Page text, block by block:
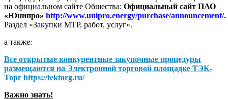
на официальном сайте Общества: Официальный сайт ПАО
«Юнипро» http://www.unipro.energy/purchase/announcement/.
Раздел «Закупки МТР, работ, услуг».
а также:
Все открытые конкурентные закупочные процедуры
размещаются на Электронной торговой площадке ТЭК-
Торг https://tektorg.ru/
Важно знать!